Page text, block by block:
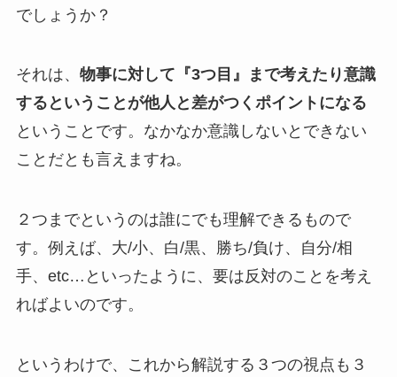
でしょうか？
それは、 物事に対して『3つ目』まで考えたり意識
するということが他人と差がつくポイントになる
ということです。なかなか意識しないとできない
ことだとも言えますね。
２つまでというのは誰にでも理解できるもので
す。例えば、大/小、白/黒、勝ち/負け、自分/相
手、etc…といったように、要は反対のことを考え
ればよいのです。
というわけで、これから解説する３つの視点も３